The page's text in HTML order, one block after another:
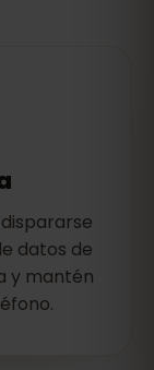
datos de
y mantén